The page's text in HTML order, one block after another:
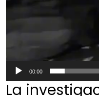
00:00
La